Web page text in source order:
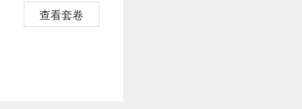
查看套卷